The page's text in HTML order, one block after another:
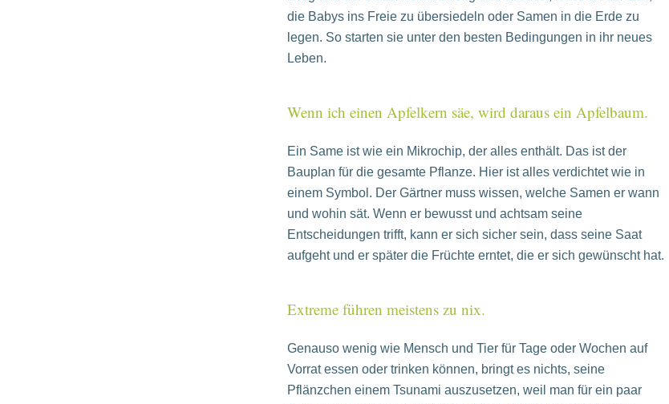
die Babys ins Freie zu übersiedeln oder Samen in die Erde zu
legen. So starten sie unter den besten Bedingungen in ihr neues
Leben.
Wenn ich einen Apfelkern säe, wird daraus ein Apfelbaum.
Ein Same ist wie ein Mikrochip, der alles enthält. Das ist der
Bauplan für die gesamte Pflanze. Hier ist alles verdichtet wie in
einem Symbol. Der Gärtner muss wissen, welche Samen er wann
und wohin sät. Wenn er bewusst und achtsam seine
Entscheidungen trifft, kann er sich sicher sein, dass seine Saat
aufgeht und er später die Früchte erntet, die er sich gewünscht hat.
Extreme führen meistens zu nix.
Genauso wenig wie Mensch und Tier für Tage oder Wochen auf
Vorrat essen oder trinken können, bringt es nichts, seine
Pflänzchen einem Tsunami auszusetzen, weil man für ein paar